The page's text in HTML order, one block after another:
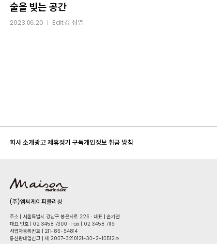
빚는
공간
술을 빚는 공간
2023.06.20 Edit강 성엽
회사 소개광고 제휴정기 구독개인정보 취급 방침
(주)엠씨케이퍼블리싱
주소 | 서울특별시 강남구 봉은사로 226 · 대표 | 손기연
대표 번호 | 02 34​58 7300 · Fax | 02 34​58 7119
사업자등록번호 | 211-86-5​4814
통신판매업신고 | 제 2007-3210121-30-2-10512호